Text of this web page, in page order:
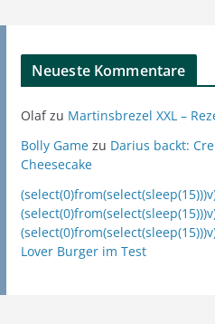
Neueste Kommentare
Olafzu Martinsbrezel XXL –
Bolly Gamezu Darius backt:
Cheesecake
Lover Burger im Test